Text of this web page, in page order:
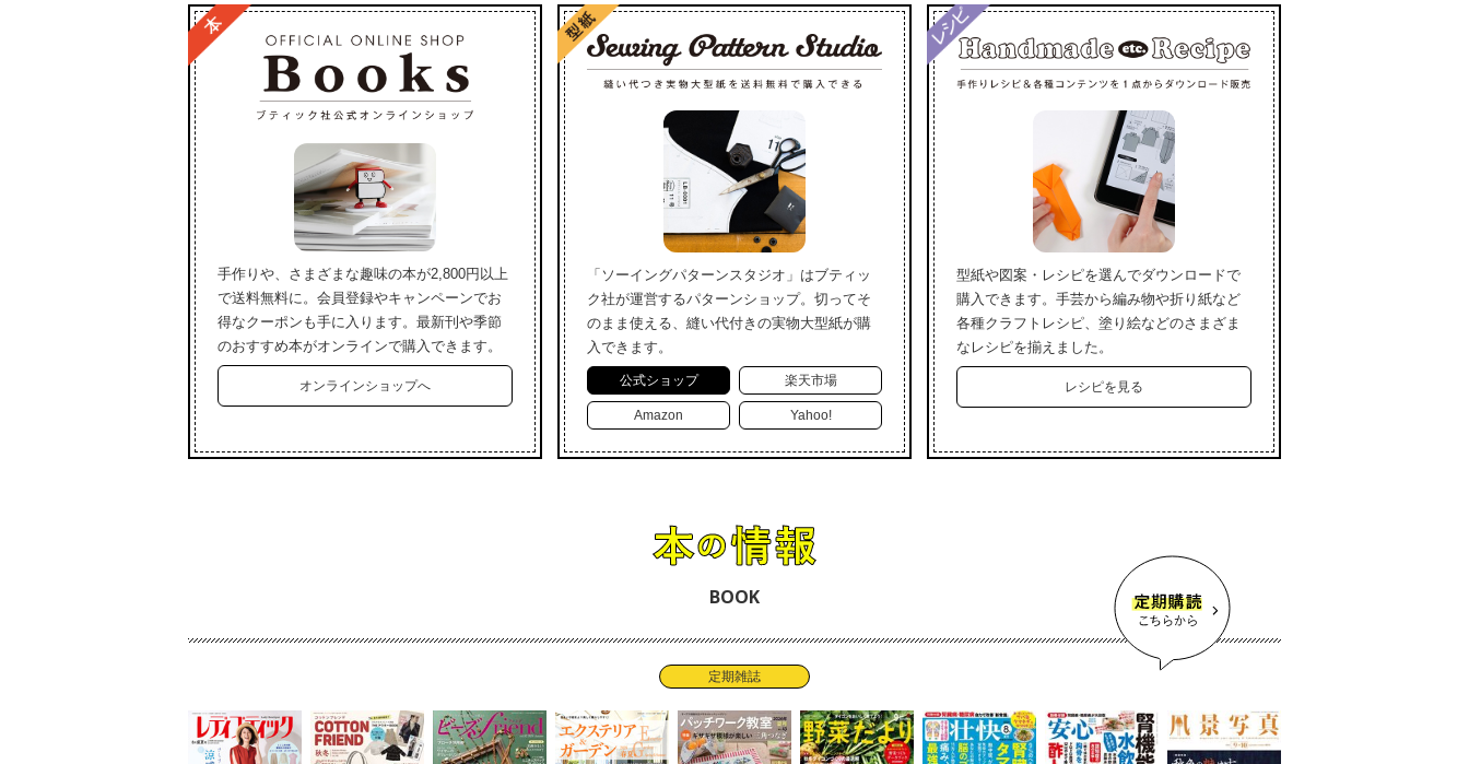
手作りや、さまざまな趣味の本が2,800円以上
で送料無料に。会員登録やキャンペーンでお
得なクーポンも手に入ります。最新刊や季節
のおすすめ本がオンラインで購入できます。
オンラインショップへ
「ソーイングパターンスタジオ」はブティッ
ク社が運営するパターンショップ。切ってそ
のまま使える、縫い代付きの実物大型紙が購
入できます。
公式ショップ 楽天市場
Amazon Yahoo!
型紙や図案・レシピを選んでダウンロードで
購入できます。手芸から編み物や折り紙など
各種クラフトレシピ、塗り絵などのさまざま
なレシピを揃えました。
レシピを見る
BOOK
定期雑誌